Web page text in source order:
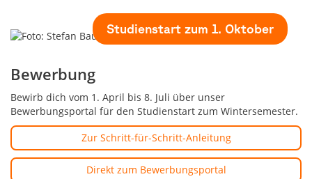
Studienstart zum 1. Oktober
Bewerbung
Bewirb dich vom 1. April bis 8. Juli über unser
Bewerbungsportal für den Studienstart zum Wintersemester.
Zur Schritt-für-Schritt-Anleitung
Direkt zum Bewerbungsportal